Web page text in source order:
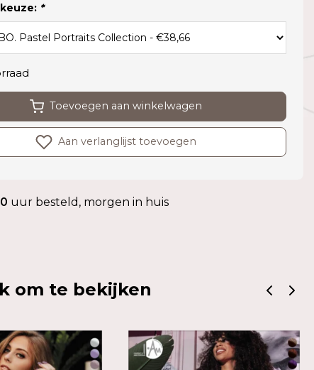
*
Toevoegen aan winkelwagen
Aan verlanglijst toevoegen
uur besteld, morgen in huis
om te bekijken